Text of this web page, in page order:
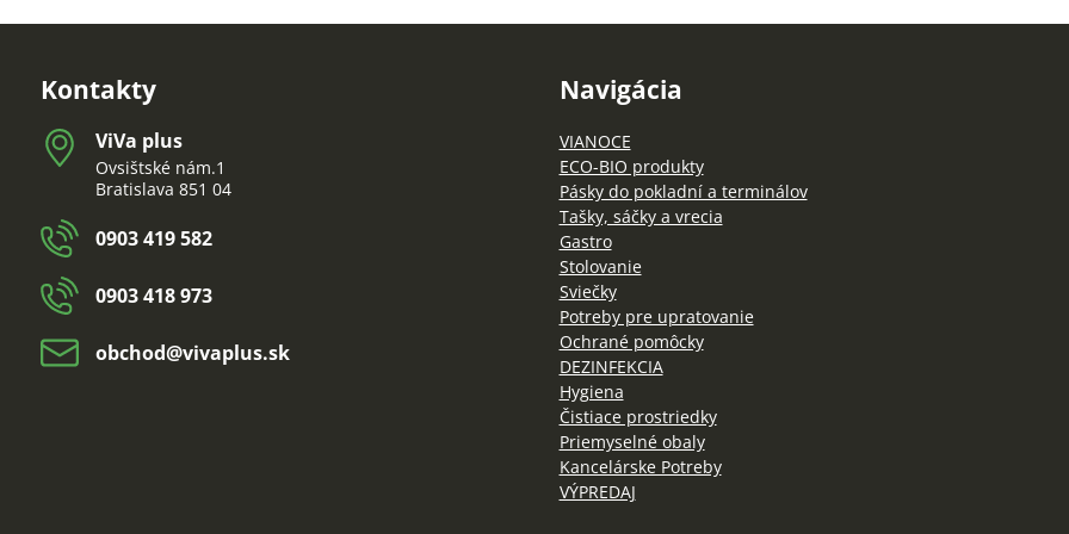
Kontakty
ViVa plus
Ovsištské nám.1
Bratislava 851 04
0903 419 582
0903 418 973
obchod​@vivaplus​.sk
Navigácia
VIANOCE
ECO-BIO produkty
Pásky do pokladní a terminálov
Tašky, sáčky a vrecia
Gastro
Stolovanie
Sviečky
Potreby pre upratovanie
Ochrané pomôcky
DEZINFEKCIA
Hygiena
Čistiace prostriedky
Priemyselné obaly
Kancelárske Potreby
VÝPREDAJ